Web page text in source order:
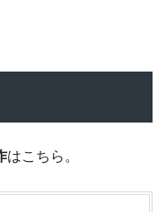
はこちら。